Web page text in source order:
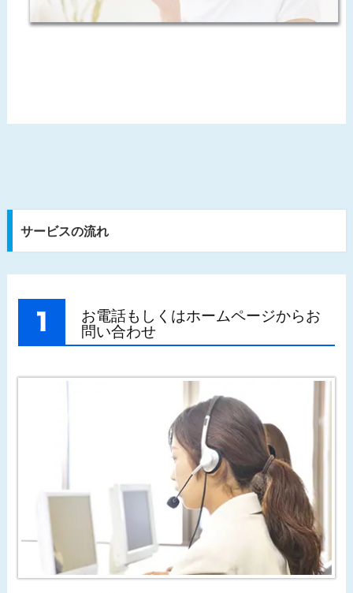
サービスの流れ
お電話もしくはホームページからお
問い合わせ